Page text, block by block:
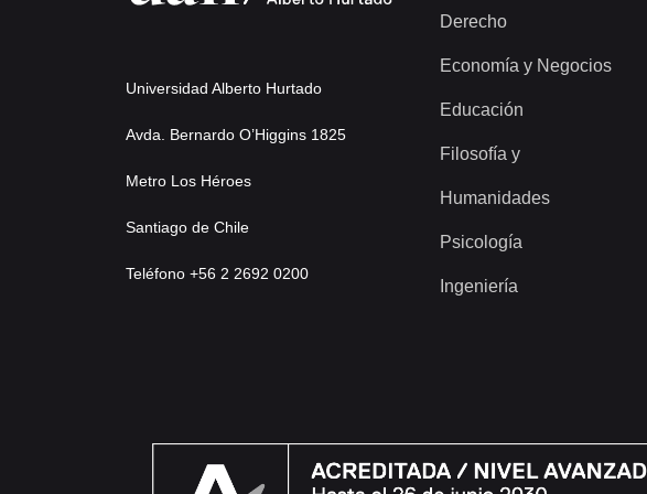
Universidad Alberto Hurtado
Avda. Bernardo O’Higgins 1825
Metro Los Héroes
Santiago de Chile
Teléfono +56 2 2692 0200
Derecho
Economía y Negocios
Educación
Filosofía y
Humanidades
Psicología
Ingeniería